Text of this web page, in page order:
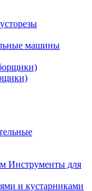
машины
Инструменты для